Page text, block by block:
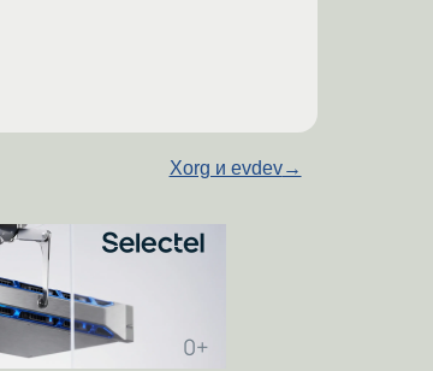
Xorg и evdev→